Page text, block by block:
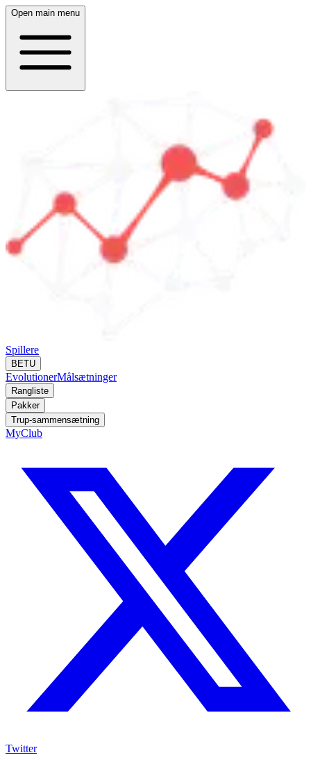
Open main menu
Spillere
BETU
EvolutionerMålsætninger
Rangliste
Pakker
Trup-sammensætning
MyClub
Twitter